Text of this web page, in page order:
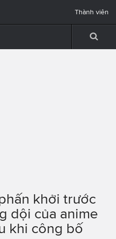
Thành viên
khởi trước
dội của anime
khi công bố